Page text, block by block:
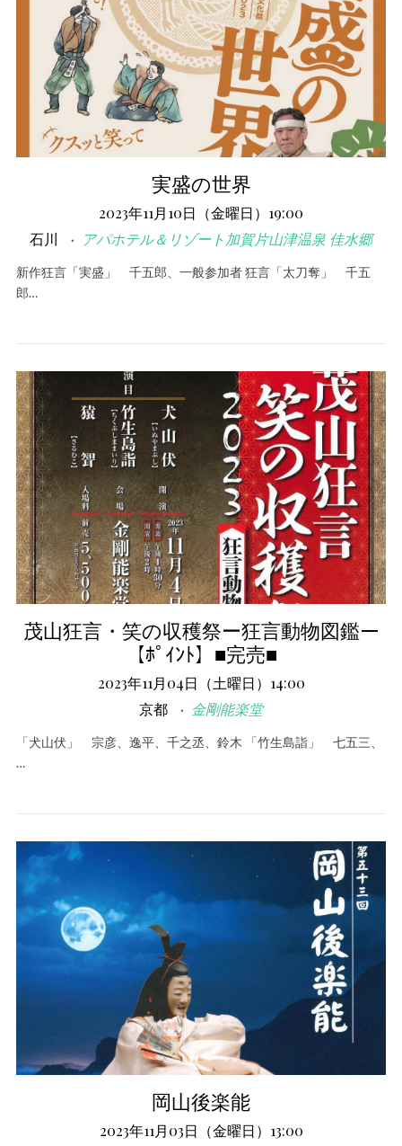
実盛の世界
2023年11月10日（金曜日）19:00
石川
アパホテル＆リゾート加賀片山津温泉 佳水郷
新作狂言「実盛」 千五郎、一般参加者 狂言「太刀奪」 千五
郎…
茂山狂言・笑の収穫祭ー狂言動物図鑑ー
【ﾎﾟｲﾝﾄ】■完売■
2023年11月04日（土曜日）14:00
京都
金剛能楽堂
「犬山伏」 宗彦、逸平、千之丞、鈴木 「竹生島詣」 七五三、
…
岡山後楽能
2023年11月03日（金曜日）13:00